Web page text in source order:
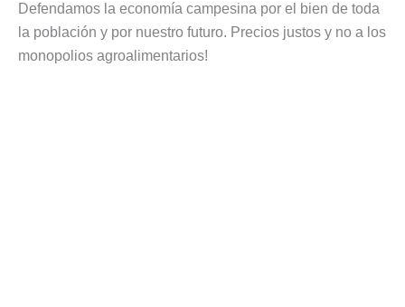
Defendamos la economía campesina por el bien de toda
la población y por nuestro futuro. Precios justos y no a los
monopolios agroalimentarios!